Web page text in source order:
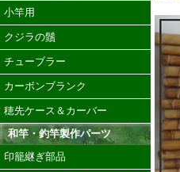
小竿用
クジラの鬚
チューブラー
カーボンブランク
穂先ケース＆カーバー
和竿・釣竿製作パーツ
印籠継ぎ部品